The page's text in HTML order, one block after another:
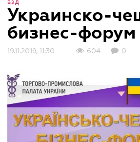
ВЭД
Украинско-
бизнес-форум
19.11.2019, 11:30 604 0